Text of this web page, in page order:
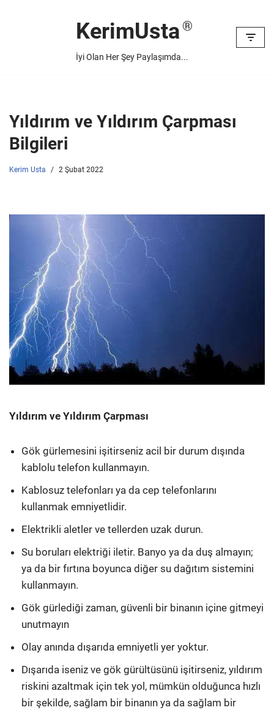
KerimUsta
İyi Olan Her Şey Paylaşımda...
Yıldırım ve Yıldırım Çarpması
Bilgileri
Kerim Usta 2 Şubat 2022
Yıldırım ve Yıldırım Çarpması
Gök gürlemesini işitirseniz acil bir durum dışında
kablolu telefon kullanmayın.
Kablosuz telefonları ya da cep telefonlarını
kullanmak emniyetlidir.
Elektrikli aletler ve tellerden uzak durun.
Su boruları elektriği iletir. Banyo ya da duş almayın;
ya da bir fırtına boyunca diğer su dağıtım sistemini
kullanmayın.
Gök gürlediği zaman, güvenli bir binanın içine gitmeyi
unutmayın
Olay anında dışarıda emniyetli yer yoktur.
Dışarıda iseniz ve gök gürültüsünü işitirseniz, yıldırım
riskini azaltmak için tek yol, mümkün olduğunca hızlı
bir şekilde, sağlam bir binanın ya da sağlam bir